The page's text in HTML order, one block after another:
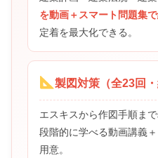
を動画＋スマート問題集
定着を最大化できる。
製図対策（全23回・
エスキスから作図手順まで
段階的に学べる動画講義＋
用意。